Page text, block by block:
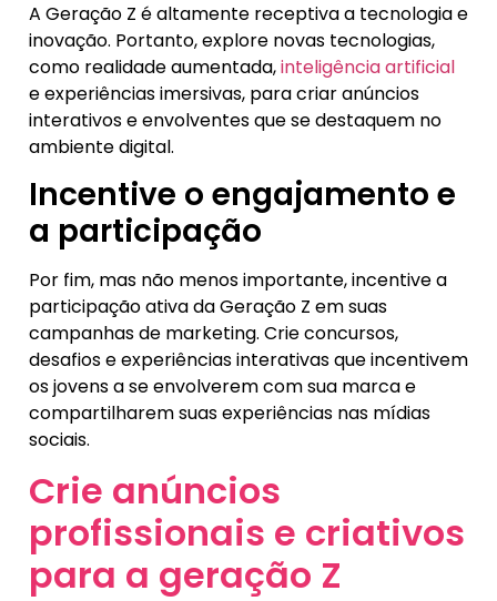
A Geração Z é altamente receptiva a tecnologia e
inovação. Portanto, explore novas tecnologias,
como realidade aumentada,inteligência artificial
e experiências imersivas, para criar anúncios
interativos e envolventes que se destaquem no
ambiente digital.
Incentive o engajamento e
a participação
Por fim, mas não menos importante, incentive a
participação ativa da Geração Z em suas
campanhas de marketing. Crie concursos,
desafios e experiências interativas que incentivem
os jovens a se envolverem com sua marca e
compartilharem suas experiências nas mídias
sociais.
Crie anúncios
profissionais e criativos
para a geração Z